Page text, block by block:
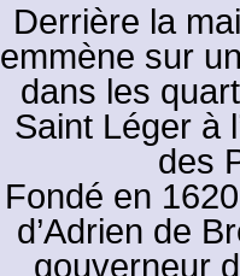
Derrière la
emmène sur
dans les
Saint Léger à
des
Fondé en
d’Adrien de
gouverneur